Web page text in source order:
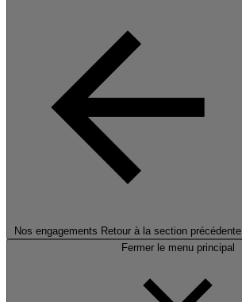
Nos engagements Retour à la section précédente
Fermer le menu principal